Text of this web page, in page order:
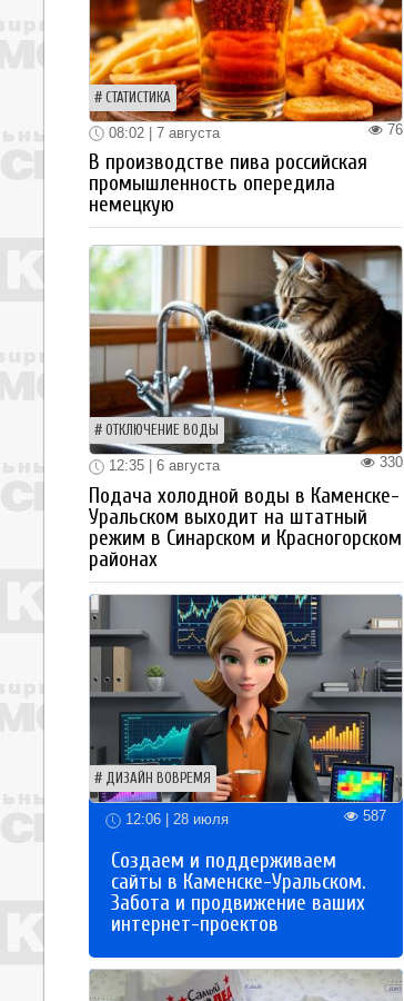
СТАТИСТИКА
76
08:02 | 7 августа
В производстве пива российская
промышленность опередила
немецкую
ОТКЛЮЧЕНИЕ ВОДЫ
330
12:35 | 6 августа
Подача холодной воды в Каменске-
Уральском выходит на штатный
режим в Синарском и Красногорском
районах
ДИЗАЙН ВОВРЕМЯ
12:06 | 28 июля 587
Создаем и поддерживаем
сайты в Каменске-Уральском.
Забота и продвижение ваших
интернет-проектов